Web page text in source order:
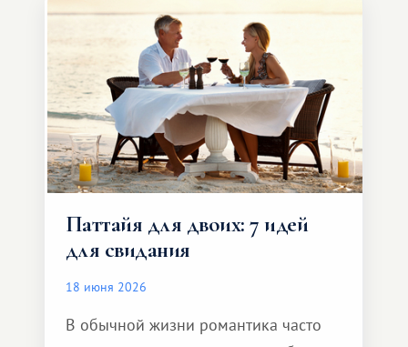
и спокойно доехать до курорта.
Паттайя для двоих: 7 идей
для свидания
18 июня 2026
В обычной жизни романтика часто